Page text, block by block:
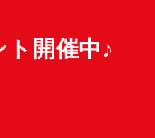
ト開催中♪